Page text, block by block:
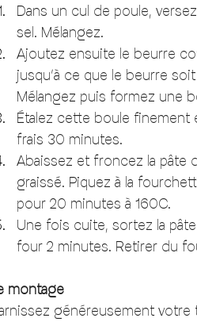
Dans un cul de poule,
sel. Mélangez.
Ajoutez ensuite le beurre
jusqu’à ce que le beurre
Mélangez puis formez une
Étalez cette boule finement
frais 30 minutes.
Abaissez et froncez la pâte
graissé. Piquez à la
pour 20 minutes à 160C.
Une fois cuite, sortez la
four 2 minutes. Retirer du
montage
généreusement